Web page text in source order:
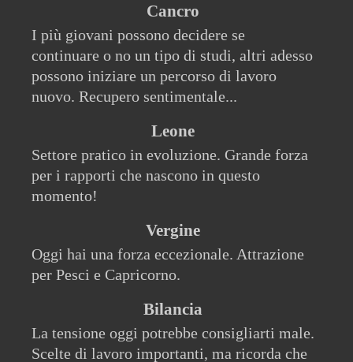
Cancro
I più giovani possono decidere se
continuare o no un tipo di studi, altri adesso
possono iniziare un percorso di lavoro
nuovo. Recupero sentimentale...
Leone
Settore pratico in evoluzione. Grande forza
per i rapporti che nascono in questo
momento!
Vergine
Oggi hai una forza eccezionale. Attrazione
per Pesci e Capricorno.
Bilancia
La tensione oggi potrebbe consigliarti male.
Scelte di lavoro importanti, ma ricorda che